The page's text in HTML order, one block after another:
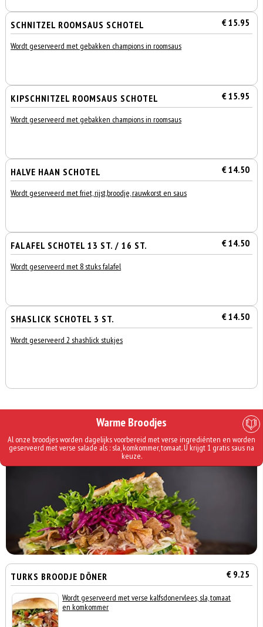
SCHNITZEL ROOMSAUS SCHOTEL € 15.95
Wordt geserveerd met gebakken champions in roomsaus
KIPSCHNITZEL ROOMSAUS SCHOTEL € 15.95
Wordt geserveerd met gebakken champions in roomsaus
HALVE HAAN SCHOTEL € 14.50
Wordt geserveerd met friet, rijst,broodje, rauwkorst en saus
FALAFEL SCHOTEL 13 ST. / 16 ST. € 14.50
Wordt geserveerd met 8 stuks falafel
SHASLICK SCHOTEL 3 ST. € 14.50
Wordt geserveerd 2 shashlick stukjes
Warme Broodjes
Al onze broodjes worden dagelijks voorbereid met verse ingrediénten en worden
geserveerd met verse salade als : sla, komkommer, tomaat. U krijgt 1 gratis saus na
keuze.
TURKS BROODJE DÖNER € 9.25
Wordt geserveerd met verse kalfsdonervlees, sla, tomaat
en komkommer